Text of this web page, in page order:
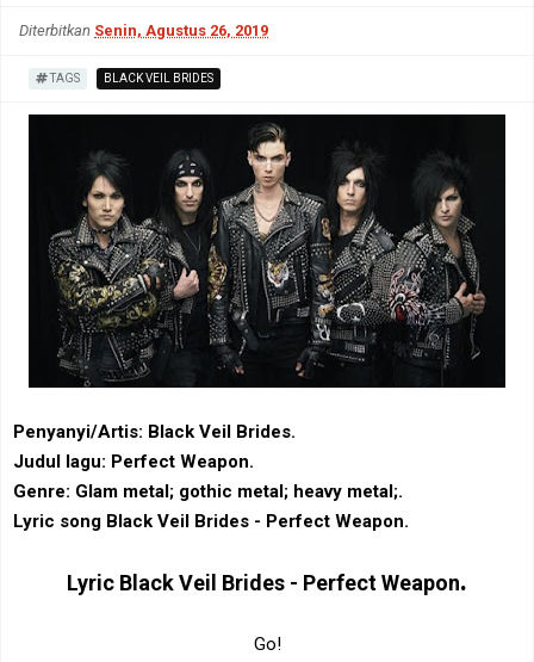
Diterbitkan Senin, Agustus 26, 2019
TAGS BLACK VEIL BRIDES
Penyanyi/Artis: Black Veil Brides.
Judul lagu: Perfect Weapon.
Genre: Glam metal‎; ‎gothic metal‎; ‎heavy metal‎;.
Lyric song Black Veil Brides - Perfect Weapon.
Lyric Black Veil Brides - Perfect Weapon.
Go!